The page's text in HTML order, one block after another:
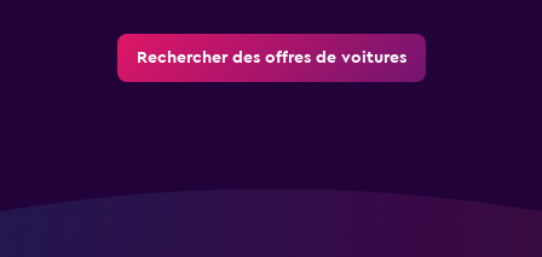
Rechercher des offres de voitures